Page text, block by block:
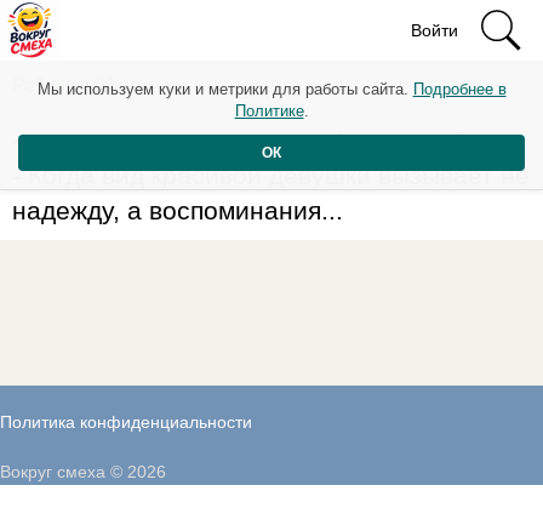
Войти
Рейтинг: 56
- Когда начинается пожилой возраст?
- Когда вид красивой девушки вызывает не
надежду, а воспоминания...
Политика конфиденциальности
Мы используем куки и метрики для работы сайта. Подробнее в
Политике.
ОК
Вокруг смеха © 2026